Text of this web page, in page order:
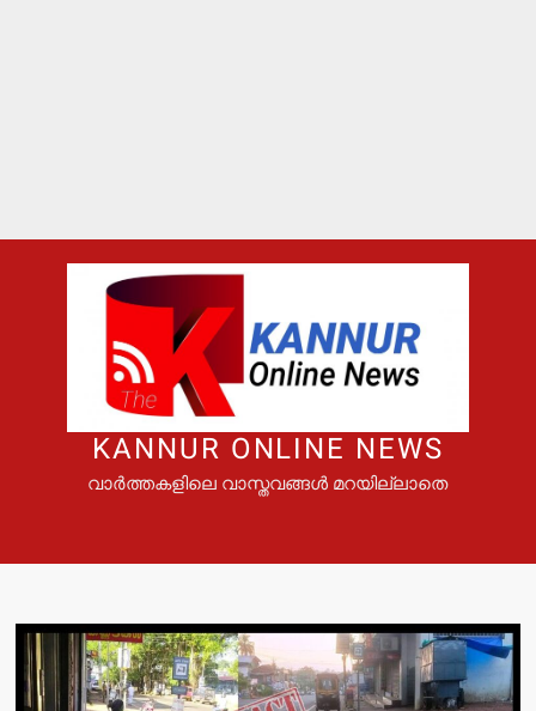
KANNUR ONLINE NEWS
വാർത്തകളിലെ വാസ്തവങ്ങൾ മറയില്ലാതെ